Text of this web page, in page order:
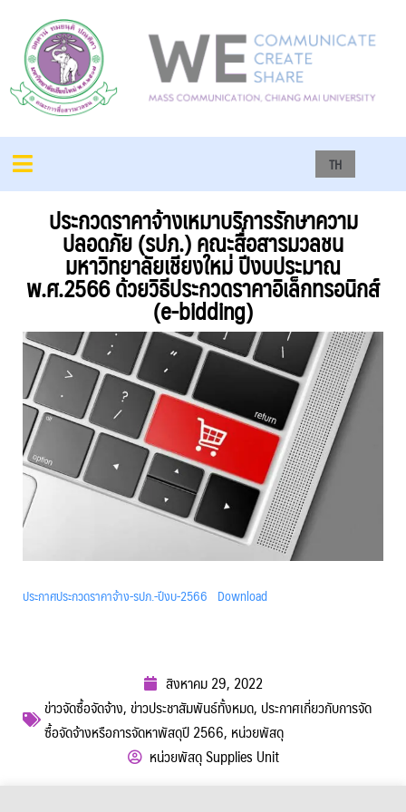
TH
ประกวดราคาจ้างเหมาบริการรักษาความ
ปลอดภัย (รปภ.) คณะสื่อสารมวลชน
มหาวิทยาลัยเชียงใหม่ ปีงบประมาณ
พ.ศ.2566 ด้วยวิธีประกวดราคาอิเล็กทรอนิกส์
(e-bidding)
ประกาศประกวดราคาจ้าง-รปภ.-ปีงบ-2566 Download
สิงหาคม 29, 2022
ข่าวจัดซื้อจัดจ้าง,ข่าวประชาสัมพันธ์ทั้งหมด, ประกาศเกี่ยวกับการจัด
ซื้อจัดจ้างหรือการจัดหาพัสดุปี 2566, หน่วยพัสดุ
หน่วยพัสดุ Supplies Unit